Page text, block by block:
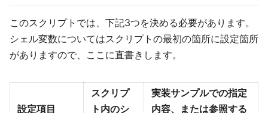
このスクリプトでは、下記3つを決める必要があります。
シェル変数についてはスクリプトの最初の箇所に設定箇所
がありますので、ここに直書きします。
設定項目
スクリプ
ト内のシ
実装サンプルでの指定
内容、または参照する